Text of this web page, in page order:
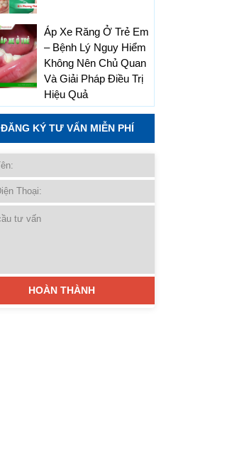
Áp Xe Răng Ở Trẻ Em
– Bệnh Lý Nguy Hiểm
Không Nên Chủ Quan
Và Giải Pháp Điều Trị
Hiệu Quả
ĐĂNG KÝ TƯ VẤN MIỄN PHÍ